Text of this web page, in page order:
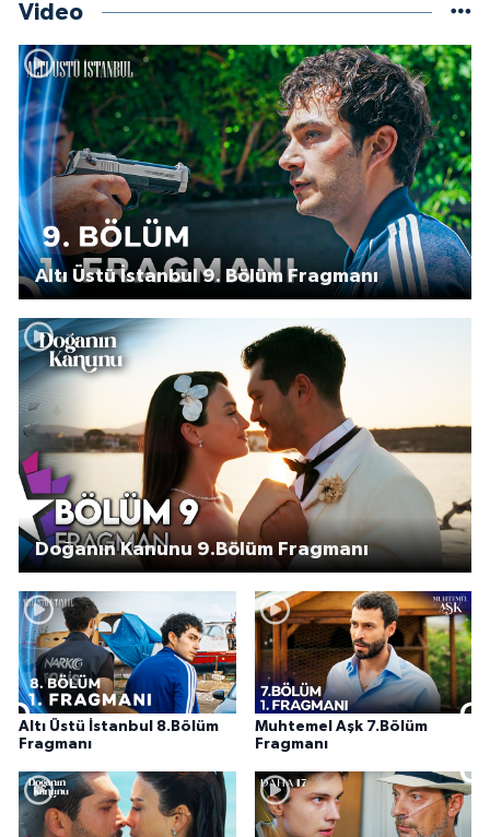
Video
Altı Üstü İstanbul 9. Bölüm Fragmanı
Doğanın Kanunu 9.Bölüm Fragmanı
Altı Üstü İstanbul 8.Bölüm
Fragmanı
Muhtemel Aşk 7.Bölüm
Fragmanı